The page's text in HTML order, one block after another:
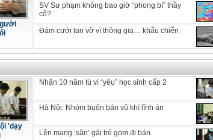
SV Sư phạm không bao giờ “phong bì” thầy
cô?
Đám cưới tan vỡ vì thông gia… khẩu chiến
'dạy
Nhận 10 năm tù vì “yêu” học sinh cấp 2
Hà Nội: Nhóm buôn bán vũ khí lĩnh án
Lên mạng ’săn’ gái trẻ gom đi bán